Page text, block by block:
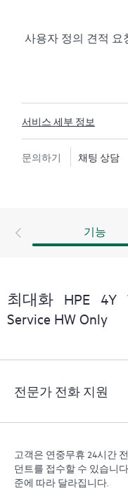
해 도움을 받을 수 있
보유한 전문 기술 리
지 않도록 합니다.
HPE Tech Care 서비
안에 대한 일반 기술
제품, 서비스, 사례에
Tech Care 서비스 하
제품과 그 상호 작용
리할 수 있습니다.
객은 지원 인시던트
Tech Care 서비스는
세스를 제공합니다.
사용자 정의 견적 요
서비스 세부 정보
문의하기 채팅 상담
기능
최대화 HPE 4Y
Service HW Only
전문가 전화 지원
고객은 연중무휴 24시간
던트를 접수할 수 있습니
준에 따라 달라집니다.